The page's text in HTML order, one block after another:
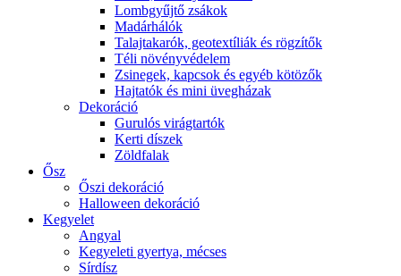
Lombgyűjtő zsákok
Madárhálók
Talajtakarók, geotextíliák és rögzítők
Téli növényvédelem
Zsinegek, kapcsok és egyéb kötözők
Hajtatók és mini üvegházak
Dekoráció
Gurulós virágtartók
Kerti díszek
Zöldfalak
Ősz
Őszi dekoráció
Halloween dekoráció
Kegyelet
Angyal
Kegyeleti gyertya, mécses
Sírdísz